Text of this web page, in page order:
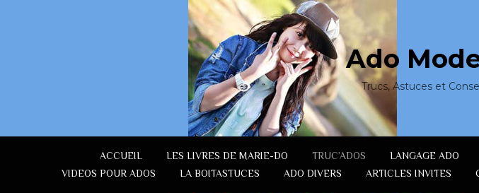
Ado
Trucs, Astuces et
ACCUEIL LES LIVRES DE MARIE-DO TRUC’ADOS LANGAGE ADO
VIDEOS POUR ADOS
LA BOITASTUCES ADO DIVERS ARTICLES INVITES